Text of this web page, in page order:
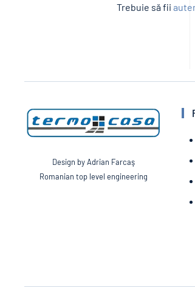
Trebuie să fii
Design by Adrian Farcaş
Romanian top level engineering